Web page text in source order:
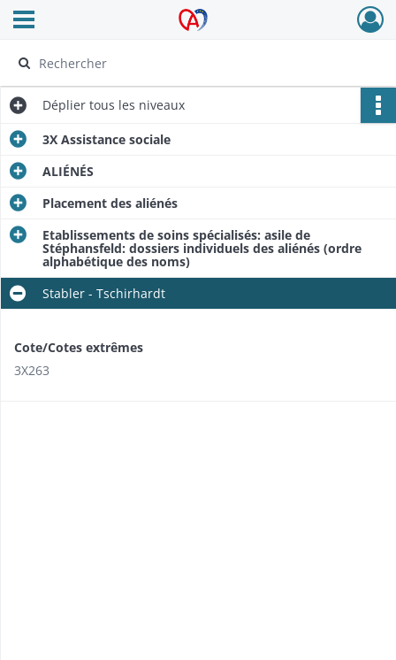
Archives Alsace - Colmar
Ouvrir le menu déroulant
Déplier tous les niveaux
3X Assistance sociale
ALIÉNÉS
Placement des aliénés
Etablissements de soins spécialisés: asile de
Stéphansfeld: dossiers individuels des aliénés (ordre
alphabétique des noms)
Stabler - Tschirhardt
Cote/Cotes extrêmes
3X263